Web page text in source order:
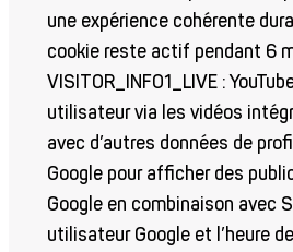
une expérience cohérente
cookie reste actif pendant 6
VISITOR_INFO1_LIVE :
utilisateur via les vidéos
avec d’autres données de
Google pour afficher des
Google en combinaison avec
utilisateur Google et l’heure